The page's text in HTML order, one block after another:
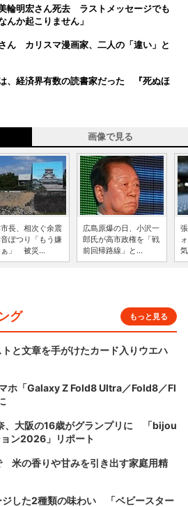
輪明宏さん死去 ラストメッセージでも
か起こりません」
ん カリスマ漫画家、二人の「違い」と
、経済界有数の読書家だった 『死ぬほ
画像で見る
長、相次ぐ余震
ぽつり「もう嫌
ぁ」 被災...
広島原爆の日、小沢一
郎氏が高市政権を「戦
前回帰路線」と...
グ もっと見る
と文章を手がけたカード入りウエハ
ホ「Galaxy Z Fold8 Ultra／Fold8／Fl
、大阪の16歳がグランプリに 「bijou
ン2026」リポート
米の香りや甘みを引き出す家庭用精
ジした2種類の味わい 「ベビースター